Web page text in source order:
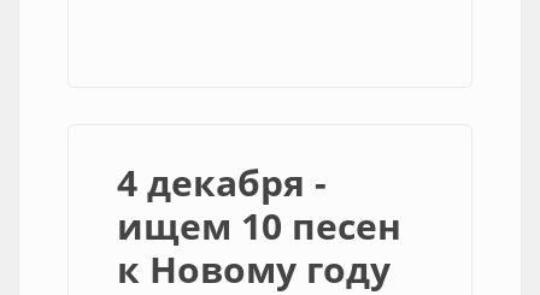
4 декабря -
ищем 10 песен
к Новому году